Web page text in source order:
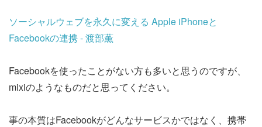
ソーシャルウェブを永久に変える Apple iPhoneと
Facebookの連携 - 渡部薫
Facebookを使ったことがない方も多いと思うのですが、
mixiのようなものだと思ってください。
事の本質はFacebookがどんなサービスかではなく、携帯